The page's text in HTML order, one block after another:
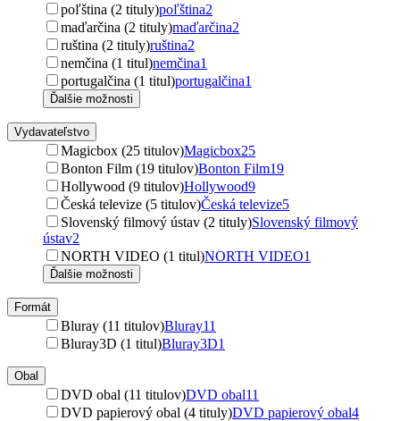
poľština (2 tituly)poľština2
maďarčina (2 tituly)maďarčina2
ruština (2 tituly)ruština2
nemčina (1 titul)nemčina1
portugalčina (1 titul)portugalčina1
Ďalšie možnosti
Vydavateľstvo
Magicbox (25 titulov)Magicbox25
Bonton Film (19 titulov)Bonton Film19
Hollywood (9 titulov)Hollywood9
Česká televize (5 titulov)Česká televize5
Slovenský filmový ústav (2 tituly)Slovenský filmový
ústav2
NORTH VIDEO (1 titul)NORTH VIDEO1
Ďalšie možnosti
Formát
Bluray (11 titulov)Bluray11
Bluray3D (1 titul)Bluray3D1
Obal
DVD obal (11 titulov)DVD obal11
DVD papierový obal (4 tituly)DVD papierový obal4